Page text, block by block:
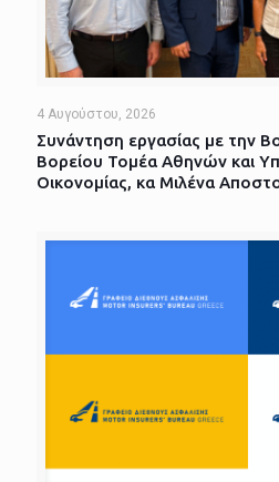
4 Αυγούστου, 2026
Συνάντηση εργασίας με την
Βορείου Τομέα Αθηνών και
Οικονομίας, κα Μιλένα